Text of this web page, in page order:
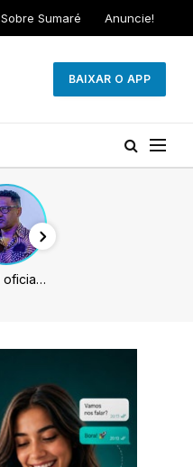
Sobre Sumaré Anuncie!
BAIXAR O APP
PSTU oficializa Hertz Dias como candidato à Presidência da República